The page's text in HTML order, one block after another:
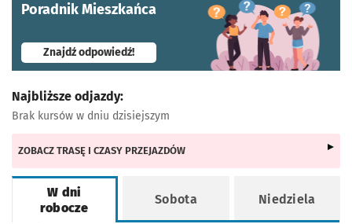
Poradnik Mieszkańca
Znajdź odpowiedź!- otworzy się w nowej karcie
Najbliższe odjazdy:
Brak kursów w dniu dzisiejszym
ZOBACZ TRASĘ I CZASY PRZEJAZDÓW
W dni
robocze
Sobota Niedziela